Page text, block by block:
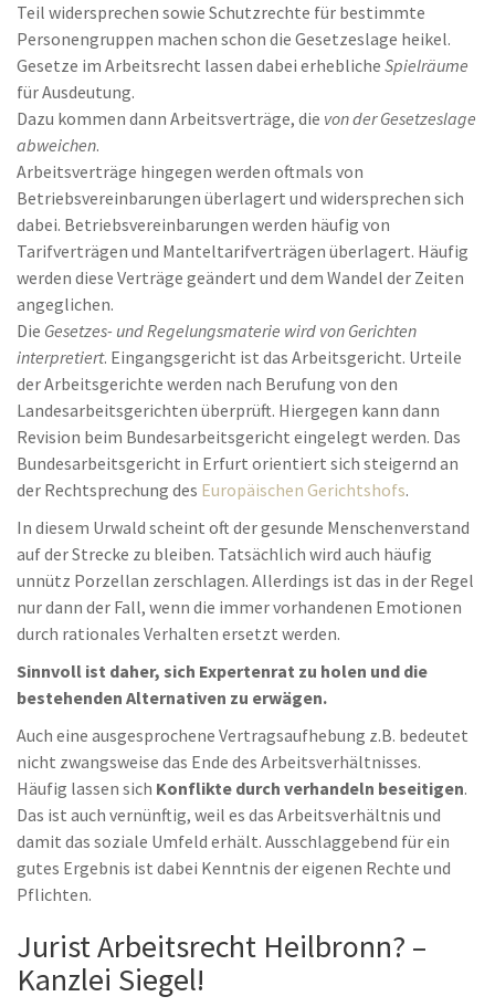
Teil widersprechen sowie Schutzrechte für bestimmte
Personengruppen machen schon die Gesetzeslage heikel.
Gesetze im Arbeitsrecht lassen dabei erhebliche Spielräume
für Ausdeutung.
Dazu kommen dann Arbeitsverträge, die von der Gesetzeslage
abweichen.
Arbeitsverträge hingegen werden oftmals von
Betriebsvereinbarungen überlagert und widersprechen sich
dabei. Betriebsvereinbarungen werden häufig von
Tarifverträgen und Manteltarifverträgen überlagert. Häufig
werden diese Verträge geändert und dem Wandel der Zeiten
angeglichen.
Die Gesetzes- und Regelungsmaterie wird von Gerichten
interpretiert. Eingangsgericht ist das Arbeitsgericht. Urteile
der Arbeitsgerichte werden nach Berufung von den
Landesarbeitsgerichten überprüft. Hiergegen kann dann
Revision beim Bundesarbeitsgericht eingelegt werden. Das
Bundesarbeitsgericht in Erfurt orientiert sich steigernd an
der Rechtsprechung des Europäischen Gerichtshofs.
In diesem Urwald scheint oft der gesunde Menschenverstand
auf der Strecke zu bleiben. Tatsächlich wird auch häufig
unnütz Porzellan zerschlagen. Allerdings ist das in der Regel
nur dann der Fall, wenn die immer vorhandenen Emotionen
durch rationales Verhalten ersetzt werden.
Sinnvoll ist daher, sich Expertenrat zu holen und die
bestehenden Alternativen zu erwägen.
Auch eine ausgesprochene Vertragsaufhebung z.B. bedeutet
nicht zwangsweise das Ende des Arbeitsverhältnisses.
Häufig lassen sich Konflikte durch verhandeln beseitigen.
Das ist auch vernünftig, weil es das Arbeitsverhältnis und
damit das soziale Umfeld erhält. Ausschlaggebend für ein
gutes Ergebnis ist dabei Kenntnis der eigenen Rechte und
Pflichten.
Jurist Arbeitsrecht Heilbronn? –
Kanzlei Siegel!